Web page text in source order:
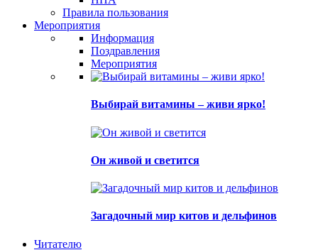
Правила пользования
Мероприятия
Информация
Поздравления
Мероприятия
Выбирай витамины – живи ярко!
Он живой и светится
Загадочный мир китов и дельфинов
Читателю